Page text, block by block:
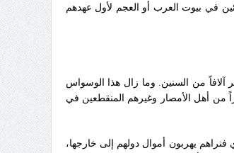
في بيوت العرب أو العجم لأول عهدهم
آلافاً من السنين‏.‏ وما زال هذا الوسواس
من أهل الأمصار وغيرهم المنقطعين في
فنراهم يهربون أموال دولهم إلى خارجها،